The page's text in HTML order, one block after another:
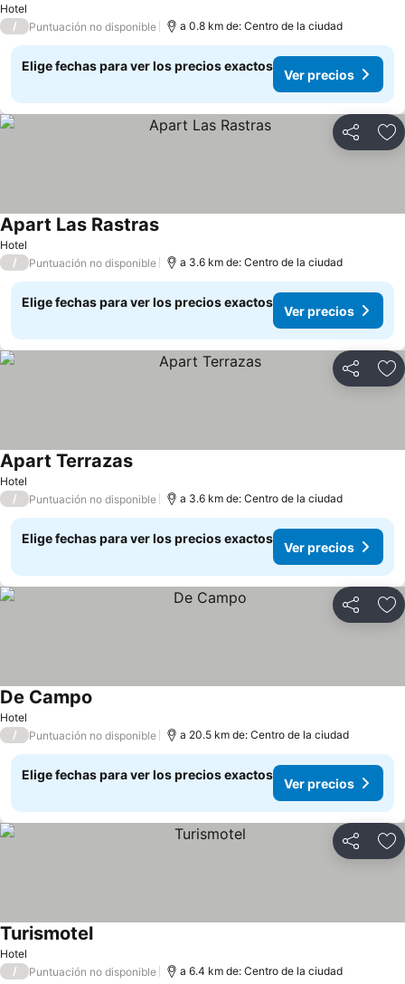
Hotel
/ Puntuación no disponible a 0.8 km de: Centro de la ciudad
Elige fechas para ver los precios exactos
Ver precios
Compartir
Hotel
Apart Las Rastras
/ Puntuación no disponible a 3.6 km de: Centro de la ciudad
Elige fechas para ver los precios exactos
Ver precios
Compartir
Hotel
Apart Terrazas
/ Puntuación no disponible a 3.6 km de: Centro de la ciudad
Elige fechas para ver los precios exactos
Ver precios
Compartir
Hotel
De Campo
/ Puntuación no disponible a 20.5 km de: Centro de la ciudad
Elige fechas para ver los precios exactos
Ver precios
Compartir
Hotel
Turismotel
/ Puntuación no disponible a 6.4 km de: Centro de la ciudad